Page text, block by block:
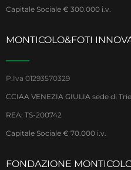
Capitale Sociale € 300.000 i.v.
MONTICOLO&FOTI
P.Iva 01293570329
CCIAA VENEZIA GIULIA sede di
REA: TS-200742
Capitale Sociale € 70.000 i.v.
FONDAZIONE